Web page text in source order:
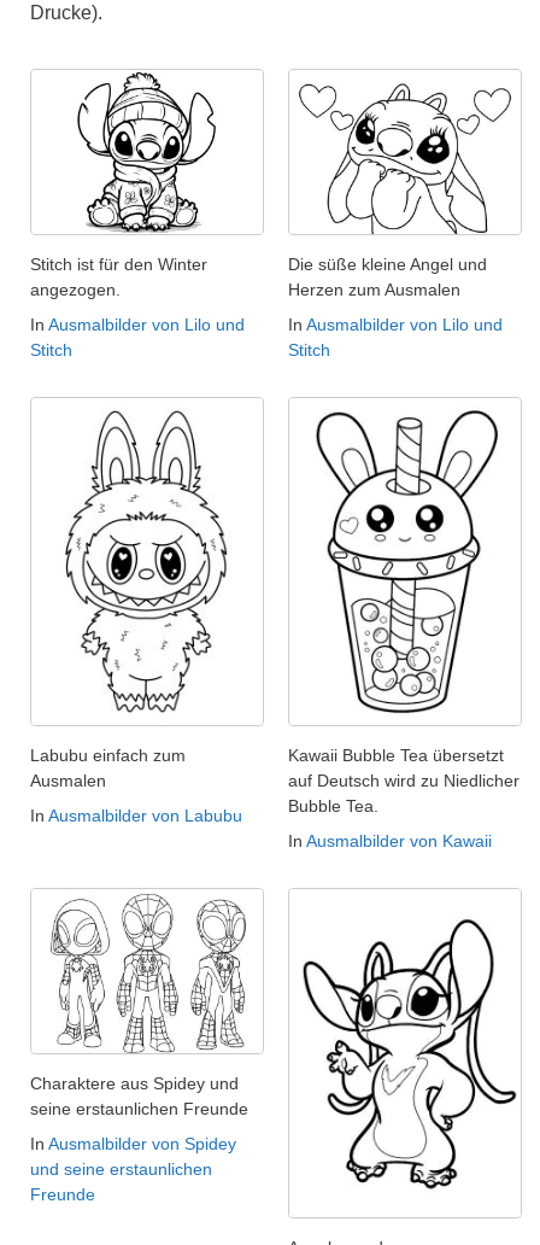
Drucke).
Stitch ist für den Winter
angezogen.
In Ausmalbilder von Lilo und
Stitch
Die süße kleine Angel und
Herzen zum Ausmalen
In Ausmalbilder von Lilo und
Stitch
Labubu einfach zum
Ausmalen
In Ausmalbilder von Labubu
Kawaii Bubble Tea übersetzt
auf Deutsch wird zu Niedlicher
Bubble Tea.
In Ausmalbilder von Kawaii
Charaktere aus Spidey und
seine erstaunlichen Freunde
In Ausmalbilder von Spidey
und seine erstaunlichen
Freunde